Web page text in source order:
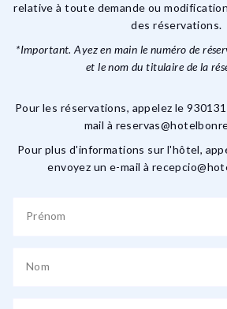
relative à toute demande ou
des réservations.
*Important. Ayez en main le numéro de
et le nom du titulaire de la
Pour les réservations, appelez le
mail à
Pour plus d'informations sur l'hôtel,
envoyez un e-mail à